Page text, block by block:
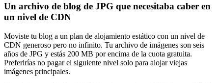
Un archivo de blog de JPG que necesitaba caber en
un nivel de CDN
Moviste tu blog a un plan de alojamiento estático con un nivel de
CDN generoso pero no infinito. Tu archivo de imágenes son seis
años de JPG y estás 200 MB por encima de la cuota gratuita.
Preferirías no pagar el siguiente nivel solo para alojar viejas
imágenes principales.